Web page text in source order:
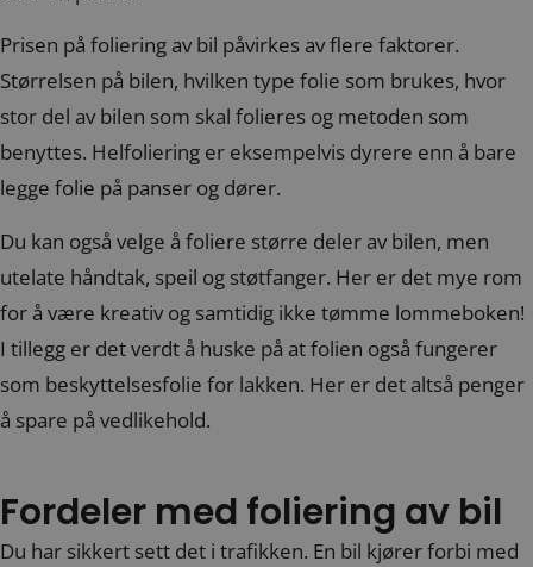
Prisen på foliering av bil påvirkes av flere faktorer.
Størrelsen på bilen, hvilken type folie som brukes, hvor
stor del av bilen som skal folieres og metoden som
benyttes. Helfoliering er eksempelvis dyrere enn å bare
legge folie på panser og dører.
Du kan også velge å foliere større deler av bilen, men
utelate håndtak, speil og støtfanger. Her er det mye rom
for å være kreativ og samtidig ikke tømme lommeboken!
I tillegg er det verdt å huske på at folien også fungerer
som beskyttelsesfolie for lakken. Her er det altså penger
å spare på vedlikehold.
Fordeler med foliering av bil
Du har sikkert sett det i trafikken. En bil kjører forbi med